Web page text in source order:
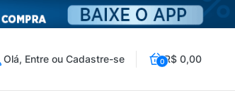
Olá, Entre ou Cadastre-se 0R$ 0,00